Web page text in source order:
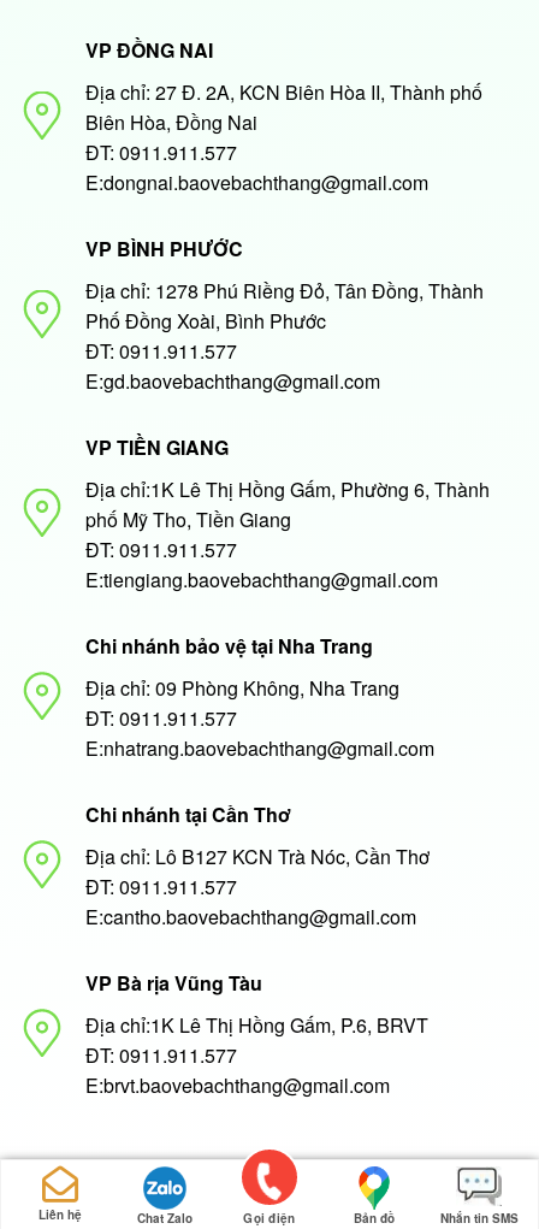
VP ĐỒNG NAI
Địa chỉ: 27 Đ. 2A, KCN Biên Hòa II, Thành phố
Biên Hòa, Đồng Nai
ĐT: 0911.911.577
E:dongnai.baovebachthang@gmail.com
VP BÌNH PHƯỚC
Địa chỉ: 1278 Phú Riềng Đỏ, Tân Đồng, Thành
Phố Đồng Xoài, Bình Phước
ĐT: 0911.911.577
E:gd.baovebachthang@gmail.com
VP TIỀN GIANG
Địa chỉ:1K Lê Thị Hồng Gấm, Phường 6, Thành
phố Mỹ Tho, Tiền Giang
ĐT: 0911.911.577
E:tiengiang.baovebachthang@gmail.com
Chi nhánh bảo vệ tại Nha Trang
Địa chỉ: 09 Phòng Không, Nha Trang
ĐT: 0911.911.577
E:nhatrang.baovebachthang@gmail.com
Chi nhánh tại Cần Thơ
Địa chỉ: Lô B127 KCN Trà Nóc, Cần Thơ
ĐT: 0911.911.577
E:cantho.baovebachthang@gmail.com
VP Bà rịa Vũng Tàu
Địa chỉ:1K Lê Thị Hồng Gấm, P.6, BRVT
ĐT: 0911.911.577
E:brvt.baovebachthang@gmail.com
Copyright 2026 ©baovebachthang.com
Liên hệ Chat Zalo Gọi điện Bản đồ Nhắn tin SMS